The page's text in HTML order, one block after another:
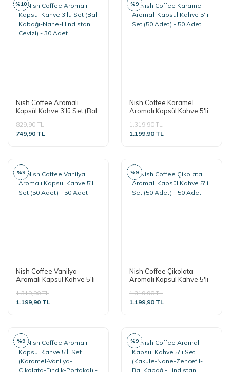
%10
Nish Coffee Aromalı
Kapsül Kahve 3'lü Set (Bal
Cevizi) - 30 Adet
829,90 TL
749,90 TL
%9
Nish Coffee Karamel
Aromalı Kapsül Kahve 5'li
1.319,90 TL
1.199,90 TL
%9
Nish Coffee Vanilya
Aromalı Kapsül Kahve 5'li
1.319,90 TL
1.199,90 TL
%9
Nish Coffee Çikolata
Aromalı Kapsül Kahve 5'li
1.319,90 TL
1.199,90 TL
%9 %9